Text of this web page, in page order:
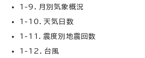
1-9．月別気象概況
1-10．天気日数
1-11．震度別地震回数
1-12．台風